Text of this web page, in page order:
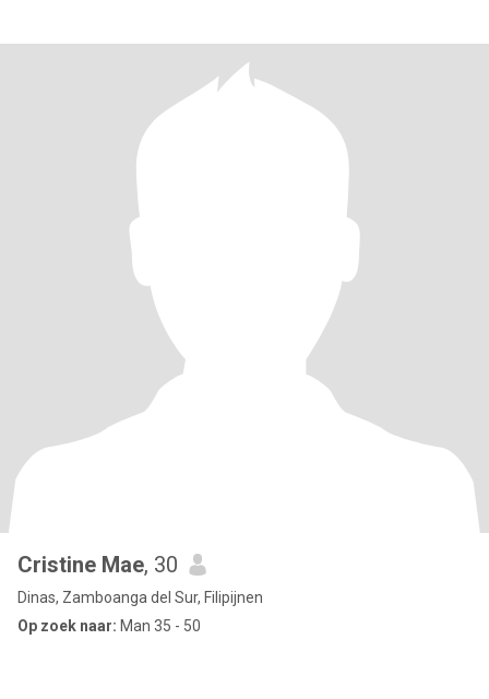
Cristine Mae, 30
Dinas, Zamboanga del Sur, Filipijnen
Op zoek naar: Man 35 - 50